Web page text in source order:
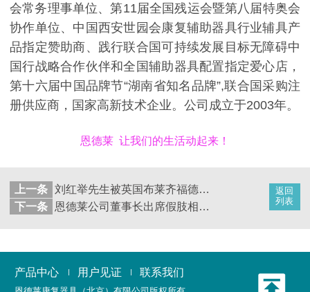
会常务理事单位、第11届全国残运会暨第八届特奥会
协作单位、中国西安世园会康复辅助器具行业辅具产
品指定赞助商、践行联合国可持续发展目标无障碍中
国行战略合作伙伴和全国辅助器具配置指定爱心店，
第十六届中国品牌节“湖南省知名品牌”,联合国采购注
册供应商，国家高新技术企业。公司成立于2003年。
恩德莱 让我们的生活动起来！
返回
列表
上一条
刘红举先生被英国布莱齐福德公司授予中国区首席产品和技术专家
下一条
恩德莱公司董事长出席假肢相关国家重点研发计划项目启动会
产品中心 用户见证 联系我们